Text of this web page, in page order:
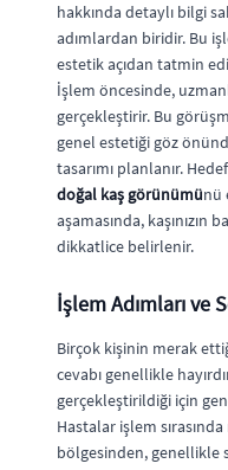
hakkında detaylı bilgi
adımlardan biridir. Bu
estetik açıdan tatmin
İşlem öncesinde,
gerçekleştirir. Bu
genel estetiği göz
tasarımı planlanır.
doğal kaş görünümünü
aşamasında, kaşınızın
dikkatlice belirlenir.
İşlem Adımları ve
Birçok kişinin merak
cevabı genellikle
gerçekleştirildiği için
Hastalar işlem
bölgesinden, genellikle